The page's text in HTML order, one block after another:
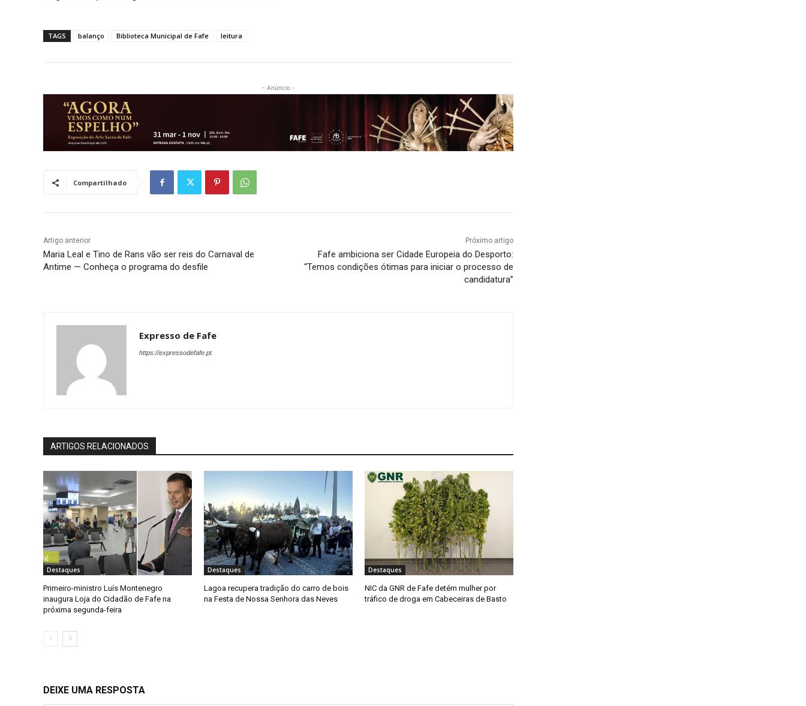
TAGS balanço Biblioteca Municipal de Fafe leitura
- Anúncio -
Compartilhado
Artigo anterior
Maria Leal e Tino de Rans vão ser reis do Carnaval de
Antime — Conheça o programa do desfile
Próximo artigo
Fafe ambiciona ser Cidade Europeia do Desporto:
“Temos condições ótimas para iniciar o processo de
candidatura”
Expresso de Fafe
https://expressodefafe.pt
ARTIGOS RELACIONADOS
Destaques
Primeiro-ministro Luís Montenegro
inaugura Loja do Cidadão de Fafe na
próxima segunda-feira
Destaques
Lagoa recupera tradição do carro de bois
na Festa de Nossa Senhora das Neves
Destaques
NIC da GNR de Fafe detém mulher por
tráfico de droga em Cabeceiras de Basto
DEIXE UMA RESPOSTA